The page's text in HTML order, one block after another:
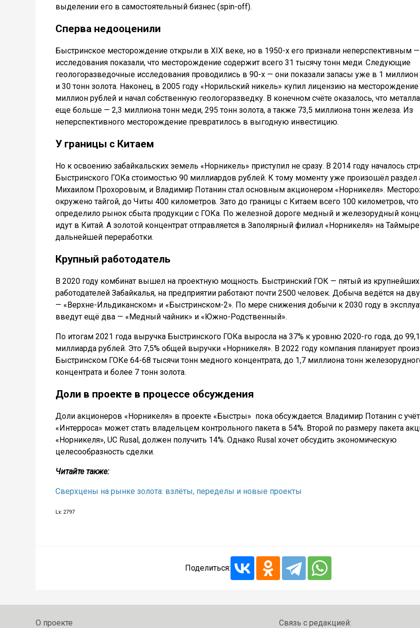
выделении его в самостоятельный бизнес (spin-off).
Сперва недооценили
Быстринское месторождение открыли в XIX веке, но в 1950-х его признали неперспективным —
исследования показали, что месторождение содержит всего 31 тысячу тонн меди. Следующие
геологоразведочные исследования проводились в 90-х — они показали запасы уже в 1
и 30 тонн золота. Наконец, в 2005 году «Норильский никель» купил лицензию на месторождение
миллион рублей и начал собственную геологоразведку. В конечном счёте оказалось, что
еще больше — 2,3 миллиона тонн меди, 295 тонн золота, а также 73,5 миллиона тонн железа. Из
неперспективного месторождение превратилось в выгодную инвестицию.
У границы с Китаем
Но к освоению забайкальских земель «Норникель» приступил не сразу. В 2014 году началось
Быстринского ГОКа стоимостью 90 миллиардов рублей. К тому моменту уже произошёл раздел
Михаилом Прохоровым, и Владимир Потанин стал основным акционером «Норникеля».
окружено тайгой, до Читы 400 километров. Зато до границы с Китаем всего 100 километров, что
определило рынок сбыта продукции с ГОКа. По железной дороге медный и железорудный
идут в Китай. А золотой концентрат отправляется в Заполярный филиал «Норникеля» на
дальнейшей переработки.
Крупный работодатель
В 2020 году комбинат вышел на проектную мощность. Быстринский ГОК — пятый из крупнейших
работодателей Забайкалья, на предприятии работают почти 2500 человек. Добыча ведётся на
— «Верхне-Ильдиканском» и «Быстринском-2». По мере снижения добычи к 2030 году в
введут ещё два — «Медный чайник» и «Южно-Родственный».
По итогам 2021 года выручка Быстринского ГОКа выросла на 37% к уровню 2020-го года, до 99,1
миллиарда рублей. Это 7,5% общей выручки «Норникеля». В 2022 году компания планирует
Быстринском ГОКе 64-68 тысячи тонн медного концентрата, до 1,7 миллиона тонн
концентрата и более 7 тонн золота.
Доли в проекте в процессе обсуждения
Доли акционеров «Норникеля» в проекте «Быстры» пока обсуждается. Владимир Потанин с
«Интерроса» может стать владельцем контрольного пакета в 54%. Второй по размеру пакета
«Норникеля», UC Rusal, должен получить 14%. Однако Rusal хочет обсудить экономическую
целесообразность сделки.
Читайте также:
Сверхцены на рынке золота: взлёты, переделы и новые проекты
Lx: 2797
Поделиться:
О проекте Связь с редакцией: